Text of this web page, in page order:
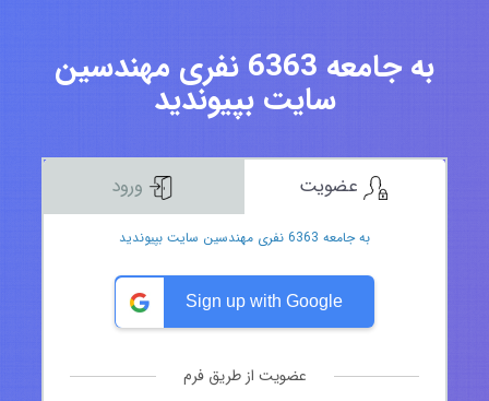
به جامعه 6363 نفری مهندسین
سایت بپیوندید
به جامعه 6363 نفری مهندسین سایت بپیوندید
Sign up with Google
عضویت از طریق فرم